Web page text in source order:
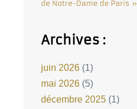
de Notre-Dame de Paris »
Archives :
juin 2026 (1)
mai 2026 (5)
décembre 2025 (1)